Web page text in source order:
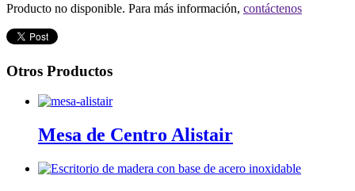
Producto no disponible. Para más información, contáctenos
Otros Productos
Mesa de Centro Alistair